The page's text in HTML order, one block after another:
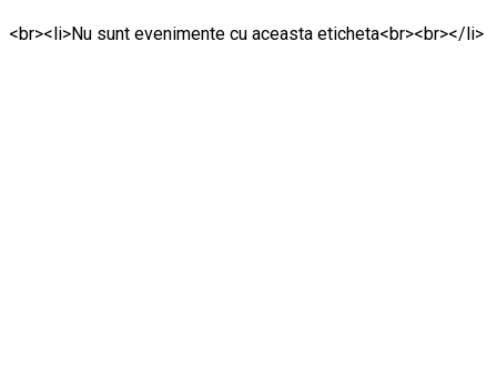
<br><li>Nu sunt evenimente cu aceasta eticheta<br><br></li>